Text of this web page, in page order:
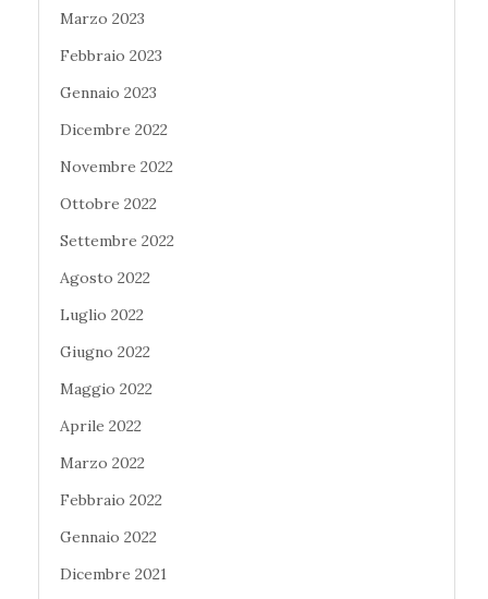
Marzo 2023
Febbraio 2023
Gennaio 2023
Dicembre 2022
Novembre 2022
Ottobre 2022
Settembre 2022
Agosto 2022
Luglio 2022
Giugno 2022
Maggio 2022
Aprile 2022
Marzo 2022
Febbraio 2022
Gennaio 2022
Dicembre 2021